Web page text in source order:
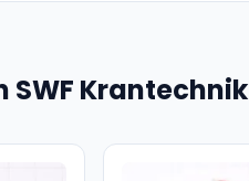
Krantechnik